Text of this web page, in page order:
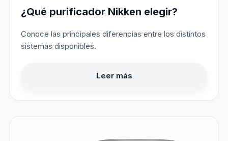
¿Qué purificador Nikken elegir?
Conoce las principales diferencias entre los distintos
sistemas disponibles.
Leer más